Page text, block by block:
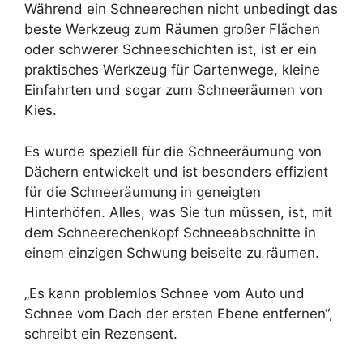
Während ein Schneerechen nicht unbedingt das
beste Werkzeug zum Räumen großer Flächen
oder schwerer Schneeschichten ist, ist er ein
praktisches Werkzeug für Gartenwege, kleine
Einfahrten und sogar zum Schneeräumen von
Kies.
Es wurde speziell für die Schneeräumung von
Dächern entwickelt und ist besonders effizient
für die Schneeräumung in geneigten
Hinterhöfen. Alles, was Sie tun müssen, ist, mit
dem Schneerechenkopf Schneeabschnitte in
einem einzigen Schwung beiseite zu räumen.
„Es kann problemlos Schnee vom Auto und
Schnee vom Dach der ersten Ebene entfernen“,
schreibt ein Rezensent.